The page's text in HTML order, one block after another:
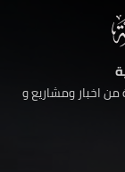
اخبار ومشاريع و